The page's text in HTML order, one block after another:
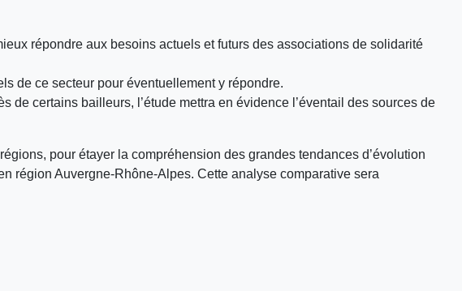
répondre aux besoins actuels et futurs des associations de solidarité
de ce secteur pour éventuellement y répondre.
certains bailleurs, l’étude mettra en évidence l’éventail des sources de
pour étayer la compréhension des grandes tendances d’évolution
région Auvergne-Rhône-Alpes. Cette analyse comparative sera